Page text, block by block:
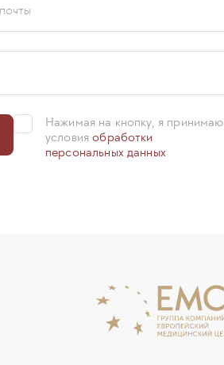
Нажимая на кнопку, я принимаю
условияобработки
персональных данных